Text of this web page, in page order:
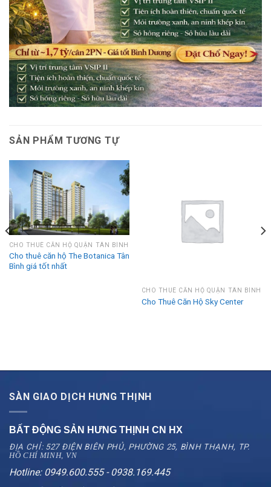
SẢN PHẨM TƯƠNG TỰ
CHO THUÊ CĂN HỘ QUẬN TÂN BÌNH
Cho thuê căn hộ The Botanica Tân
Bình giá tốt nhất
CHO THUÊ CĂN HỘ QUẬN TÂN BÌNH
Cho Thuê Căn Hộ Sky Center
SÀN GIAO DỊCH HƯNG THỊNH
BẤT ĐỘNG SẢN HƯNG THỊNH CN HX
ĐỊA CHỈ: 527 ĐIỆN BIÊN PHỦ, PHƯỜNG 25, BÌNH THẠNH, TP.
HỒ CHÍ MINH, VN
Hotline: 0949.600.555 - 0938.169.445